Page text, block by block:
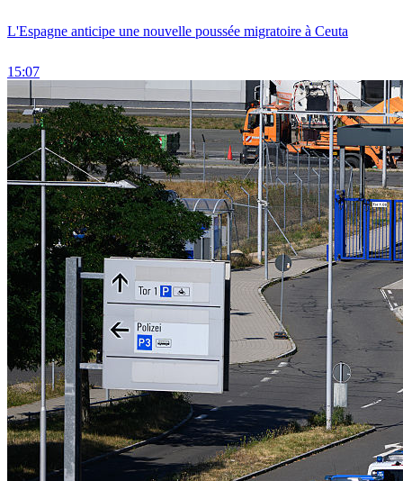
L'Espagne anticipe une nouvelle poussée migratoire à Ceuta
15:07